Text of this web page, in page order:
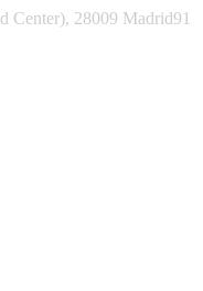
Center), 28009 Madrid91